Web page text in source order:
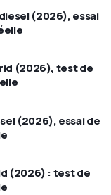
(2026), essai
(2026), test de
(2026), essai de
(2026) : test de